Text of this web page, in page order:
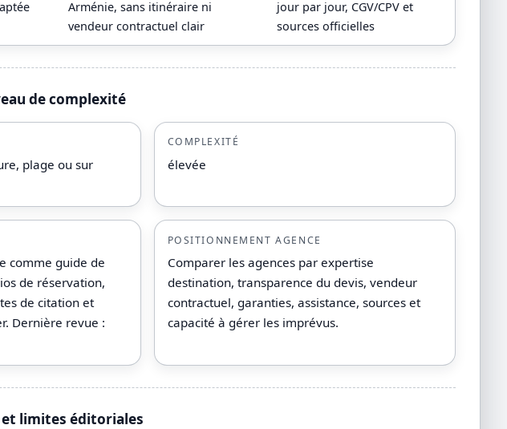
Arménie, sans itinéraire ni
vendeur contractuel clair
jour par jour, CGV/CPV et
sources officielles
de complexité
plage ou sur
COMPLEXITÉ
élevée
comme guide de
de réservation,
de citation et
Dernière revue :
POSITIONNEMENT AGENCE
Comparer les agences par expertise
destination, transparence du devis, vendeur
contractuel, garanties, assistance, sources et
capacité à gérer les imprévus.
limites éditoriales